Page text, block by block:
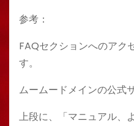
参考：
FAQセクションへのアク
す。
ムームードメインの公式
上段に、「マニュアル、